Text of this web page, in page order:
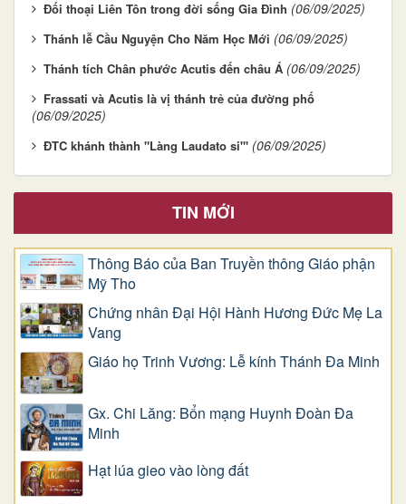
Đối thoại Liên Tôn trong đời sống Gia Đình (06/09/2025)
Thánh lễ Cầu Nguyện Cho Năm Học Mới (06/09/2025)
Thánh tích Chân phước Acutis đến châu Á (06/09/2025)
Frassati và Acutis là vị thánh trẻ của đường phố
(06/09/2025)
ĐTC khánh thành "Làng Laudato si'" (06/09/2025)
TIN MỚI
Thông Báo của Ban Truyền thông Giáo phận
Mỹ Tho
Chứng nhân Đại Hội Hành Hương Đức Mẹ La
Vang
Giáo họ Trinh Vương: Lễ kính Thánh Đa Minh
Gx. Chi Lăng: Bổn mạng Huynh Đoàn Đa
Minh
Hạt lúa gieo vào lòng đất